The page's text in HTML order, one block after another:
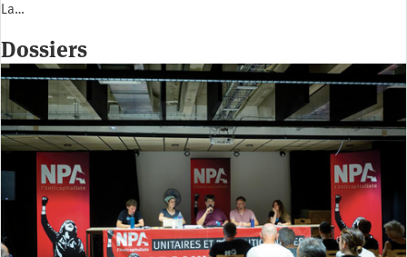
La…
Dossiers